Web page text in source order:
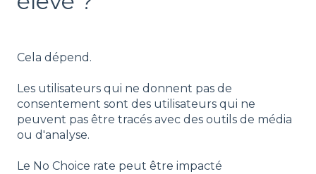
Cela dépend.
Les utilisateurs qui ne donnent pas de
consentement sont des utilisateurs qui ne
peuvent pas être tracés avec des outils de média
ou d'analyse.
Le No Choice rate peut être impacté